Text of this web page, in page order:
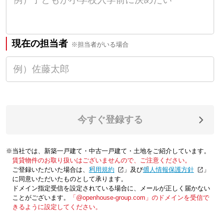
現在の担当者 ※担当者がいる場合
今すぐ登録する
※当社では、新築一戸建て・中古一戸建て・土地をご紹介しています。
賃貸物件のお取り扱いはございませんので、ご注意ください。
ご登録いただいた場合は、「利用規約 」及び「個人情報保護方針
」
に同意いただいたものとして承ります。
ドメイン指定受信を設定されている場合に、メールが正しく届かない
ことがございます。
「@openhouse-group.com」のドメインを受信で
きるように設定してください。